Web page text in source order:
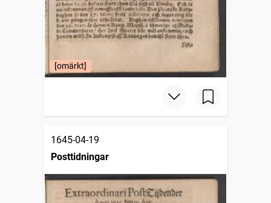
[omärkt]
1645-04-19
Posttidningar